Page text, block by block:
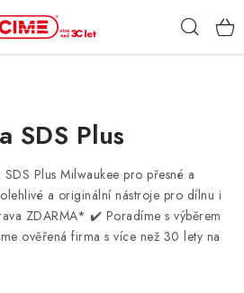
SDS Plus
Plus Milwaukee pro přesné a
a originální nástroje pro dílnu i
ZDARMA* ✔️ Poradíme s výběrem
ověřená firma s více než 30 lety na